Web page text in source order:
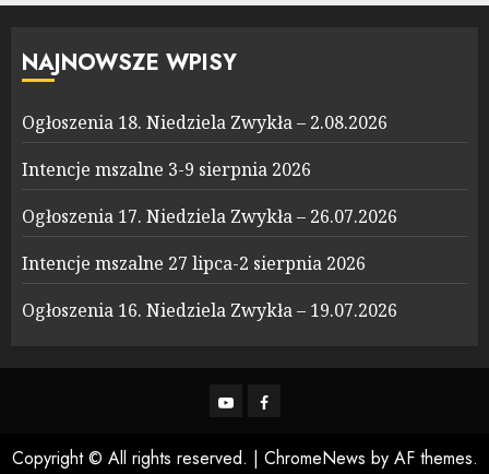
NAJNOWSZE WPISY
Ogłoszenia 18. Niedziela Zwykła – 2.08.2026
Intencje mszalne 3-9 sierpnia 2026
Ogłoszenia 17. Niedziela Zwykła – 26.07.2026
Intencje mszalne 27 lipca-2 sierpnia 2026
Ogłoszenia 16. Niedziela Zwykła – 19.07.2026
YouTubeFacebook
Copyright © All rights reserved. | ChromeNews by AF themes.